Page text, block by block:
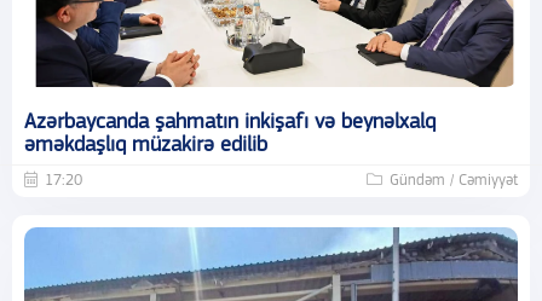
Azərbaycanda şahmatın inkişafı və beynəlxalq
əməkdaşlıq müzakirə edilib
17:20 Gündəm / Cəmiyyət